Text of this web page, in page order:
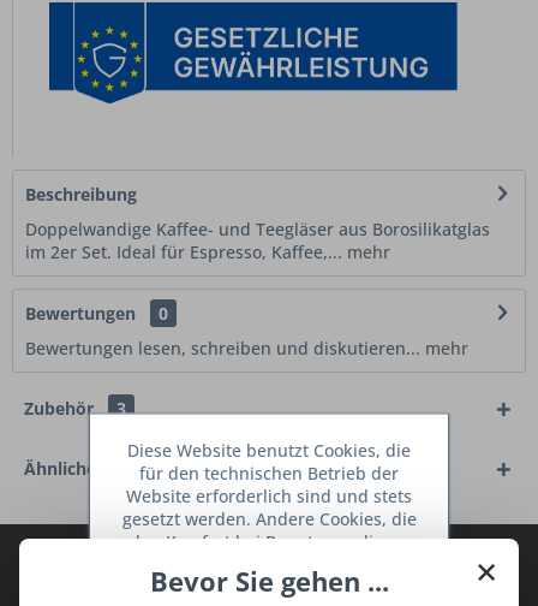
Beschreibung
Doppelwandige Kaffee- und Teegläser aus Borosilikatglas
im 2er Set. Ideal für Espresso, Kaffee,... mehr
Bewertungen
0
Bewertungen lesen, schreiben und diskutieren... mehr
Zubehör 3
Ähnliche Artikel
TraumKüche Newsletter und verpassen
×
Bevor Sie gehen ...
Diese Website benutzt Cookies, die
für den technischen Betrieb der
Website erforderlich sind und stets
gesetzt werden. Andere Cookies, die
den Komfort bei Benutzung dieser
dienen oder die Interaktion mit